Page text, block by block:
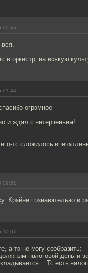
00:46
вся.
в оркестр, на всякую
01:44
огромное!
и ждал с нетерпеньем!
то сложилось
09:51
Крайне познавательно в
10:07
а то не могу сообразить:
налоговой деньги
То есть